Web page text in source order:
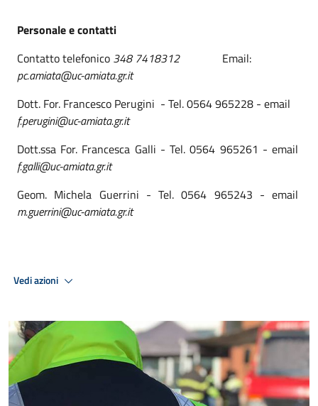
Personale e contatti
Contatto telefonico 348 7418312
Email:
pc.amiata@uc-amiata.gr.it
Dott. For. Francesco Perugini - Tel. 0564 965228 - email
f.perugini@uc-amiata.gr.it
Dott.ssa For. Francesca Galli - Tel. 0564 965261 - email
f.galli@uc-amiata.gr.it
Geom. Michela Guerrini - Tel. 0564 965243 - email
m.guerrini@uc-amiata.gr.it
Vedi azioni